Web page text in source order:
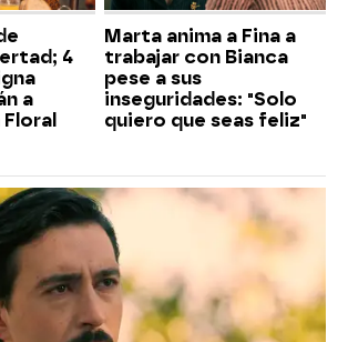
4
a
Marta anima a Fina a
trabajar con Bianca
pese a sus
inseguridades: "Solo
quiero que seas feliz"